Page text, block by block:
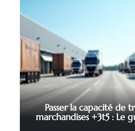
Passer la capacité de
marchandises +3t5 : Le